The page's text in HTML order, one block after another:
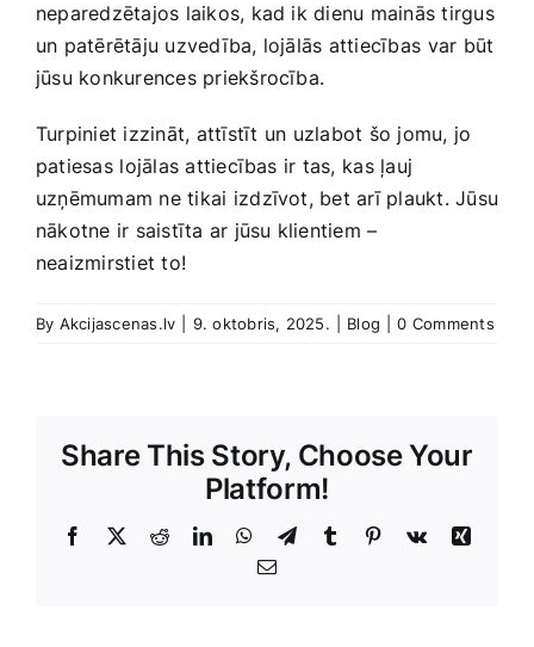
neparedzētajos laikos, kad ik dienu mainās tirgus
un patērētāju uzvedība, lojālās ‌attiecības ⁢var būt⁤
jūsu konkurences‌ priekšrocība.
Turpiniet izzināt, attīstīt un⁤ uzlabot ‍šo​ jomu, jo
patiesas⁢ lojālas attiecības ir tas, ⁤kas ļauj
‌uzņēmumam ne tikai⁣ izdzīvot, bet arī plaukt. Jūsu
nākotne​ ir saistīta ar jūsu klientiem ⁢–
neaizmirstiet to!
By Akcijascenas.lv 9. oktobris, 2025. Blog 0 Comments
Share This Story, Choose Your
Platform!
Facebook
X RedditLinkedInWhatsApp
TelegramTumblr Pinterest
Vk
Xing
E-